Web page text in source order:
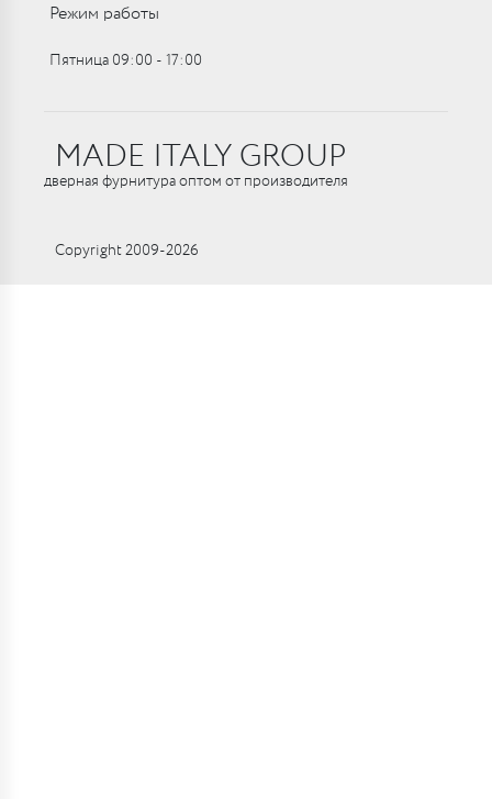
Режим работы
Пятница 09:00 ‑ 17:00
MADE ITALY GROUP
дверная фурнитура оптом от производителя
Copyright 2009-2026